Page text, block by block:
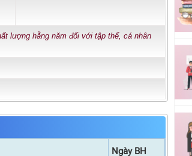
lượng hằng năm đối với tập thể, cá nhân
Ngày BH